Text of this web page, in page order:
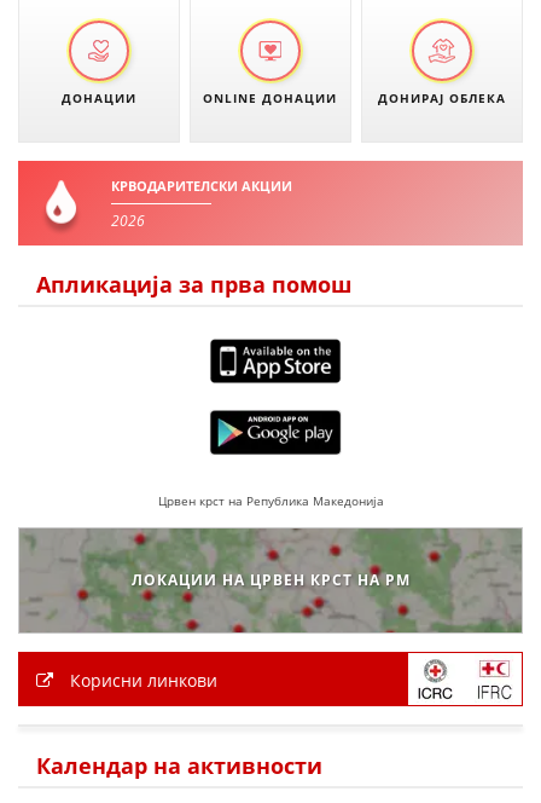
ДОНАЦИИ ONLINE ДОНАЦИИ ДОНИРАЈ ОБЛЕКА
КРВОДАРИТЕЛСКИ АКЦИИ
2026
Апликација за прва помош
Црвен крст на Република Македонија
ЛОКАЦИИ НА ЦРВЕН КРСТ НА РМ
Корисни линкови
Календар на активности